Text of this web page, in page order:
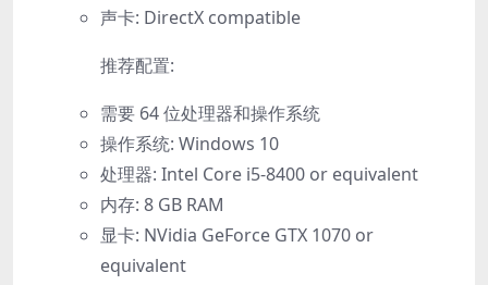
声卡: DirectX compatible
推荐配置:
需要 64 位处理器和操作系统
操作系统: Windows 10
处理器: Intel Core i5-8400 or equivalent
内存: 8 GB RAM
显卡: NVidia GeForce GTX 1070 or
equivalent